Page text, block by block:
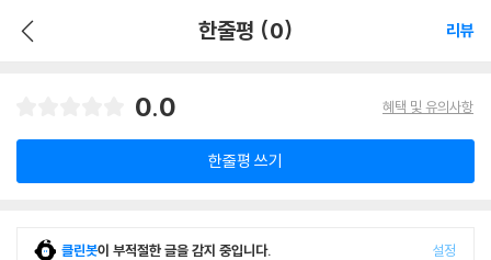
한줄평 (0) 리뷰
0.0 혜택 및 유의사항
한줄평 쓰기
클린봇이 부적절한 글을 감지 중입니다. 설정